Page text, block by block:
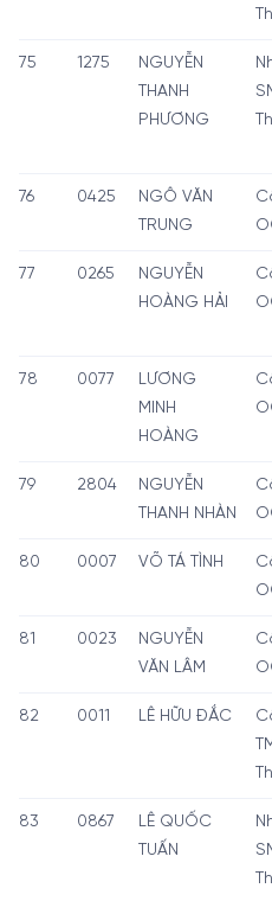
75 1275
NGUYỄN
THANH
PHƯƠNG
76 0425
NGÔ VĂN
TRUNG
77 0265
NGUYỄN
HOÀNG HẢI
78 0077
LƯƠNG
MINH
HOÀNG
79 2804
NGUYỄN
THANH NHÀN
80 0007 VÕ TÁ TÌNH
81 0023
NGUYỄN
VĂN LÂM
82 0011 LÊ HỮU ĐẮC
83 0867
LÊ QUỐC
TUẤN